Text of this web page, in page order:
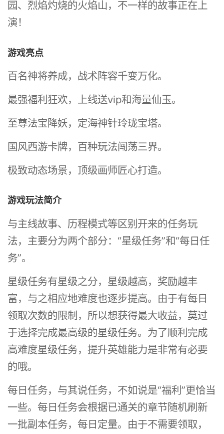
园、烈焰灼烧的火焰山，不一样的故事正在上
演！
游戏亮点
百名神将养成，战术阵容千变万化。
最强福利狂欢，上线送vip和海量仙玉。
至尊法宝降妖，定海神针玲珑宝塔。
国风西游卡牌，百种玩法闯荡三界。
极致动态场景，顶级画师匠心打造。
游戏玩法简介
与主线故事、历程模式等区别开来的任务玩
法，主要分为两个部分：“星级任务”和“每日任
务”。
星级任务有星级之分，星级越高，奖励越丰
富，与之相应地难度也逐步提高。由于有每日
领取次数的限制，所以想获得最大收益，莫过
于选择完成最高级的星级任务。为了顺利完成
高难度星级任务，提升英雄能力是非常有必要
的哦。
每日任务，与其说任务，不如说是“福利”更恰当
一些。每日任务会根据已通关的章节随机刷新
一批副本任务，每日定量。由于不需要领取，